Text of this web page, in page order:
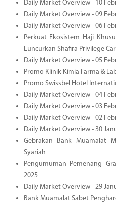
Daily Market Overview - 10
Daily Market Overview - 09
Daily Market Overview - 06
Perkuat Ekosistem Haji
Luncurkan Shafira Privilege
Daily Market Overview - 05
Promo Klinik Kimia Farma &
Promo Swissbel Hotel
Daily Market Overview - 04
Daily Market Overview - 03
Daily Market Overview - 02
Daily Market Overview - 30
Gebrakan Bank Muamalat
Syariah
Pengumuman Pemenang
2025
Daily Market Overview - 29
Bank Muamalat Sabet